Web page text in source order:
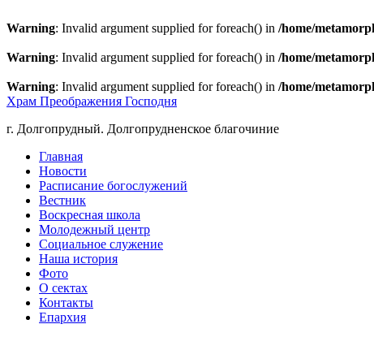
Warning: Invalid argument supplied for foreach() in /home/
Warning: Invalid argument supplied for foreach() in /home/
Warning: Invalid argument supplied for foreach() in /home/
Храм Преображения Господня
г. Долгопрудный. Долгопрудненское благочиние
Главная
Новости
Расписание богослужений
Вестник
Воскресная школа
Молодежный центр
Социальное служение
Наша история
Фото
О сектах
Контакты
Епархия